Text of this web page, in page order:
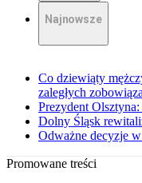
Najnowsze
Co dziewiąty
zaległych
Prezydent
Dolny Śląsk
Odważne decyzje
Promowane treści